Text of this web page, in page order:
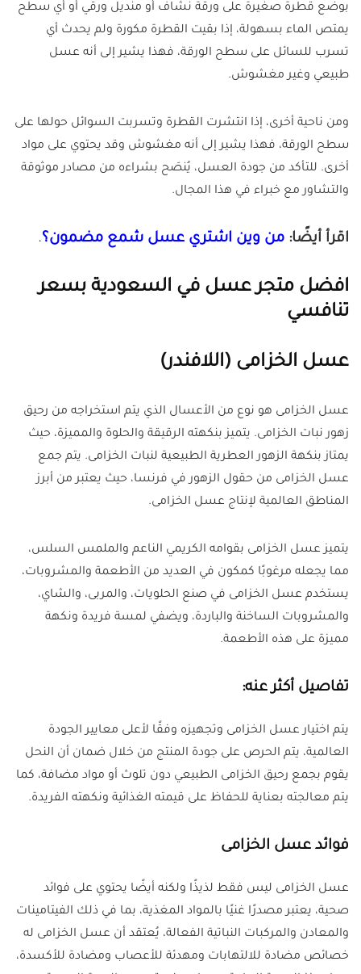
بوضع قطرة صغيرة على ورقة نشاف أو منديل ورقي أو أي سطح
يمتص الماء بسهولة، إذا بقيت القطرة مكورة ولم يحدث أي
تسرب للسائل على سطح الورقة، فهذا يشير إلى أنه عسل
طبيعي وغير مغشوش.
ومن ناحية أخرى، إذا انتشرت القطرة وتسربت السوائل حولها على
سطح الورقة، فهذا يشير إلى أنه مغشوش وقد يحتوي على مواد
أخرى. للتأكد من جودة العسل، يُنصَح بشراءه من مصادر موثوقة
والتشاور مع خبراء في هذا المجال.
اقرأ أيضًا: من وين اشتري عسل شمع مضمون؟.
افضل متجر عسل في السعودية بسعر
تنافسي
عسل الخزامى (اللافندر)
عسل الخزامى هو نوع من الأعسال الذي يتم استخراجه من رحيق
زهور نبات الخزامى. يتميز بنكهته الرقيقة والحلوة والمميزة، حيث
يمتاز بنكهة الزهور العطرية الطبيعية لنبات الخزامى. يتم جمع
عسل الخزامى من حقول الزهور في فرنسا، حيث يعتبر من أبرز
المناطق العالمية لإنتاج عسل الخزامى.
يتميز عسل الخزامى بقوامه الكريمي الناعم والملمس السلس،
مما يجعله مرغوبًا كمكون في العديد من الأطعمة والمشروبات،
يستخدم عسل الخزامى في صنع الحلويات، والمربى، والشاي،
والمشروبات الساخنة والباردة، ويضفي لمسة فريدة ونكهة
مميزة على هذه الأطعمة.
تفاصيل أكثر عنه:
يتم اختيار عسل الخزامى وتجهيزه وفقًا لأعلى معايير الجودة
العالمية، يتم الحرص على جودة المنتج من خلال ضمان أن النحل
يقوم بجمع رحيق الخزامى الطبيعي دون تلوث أو مواد مضافة، كما
يتم معالجته بعناية للحفاظ على قيمته الغذائية ونكهته الفريدة.
فوائد عسل الخزامى
عسل الخزامى ليس فقط لذيذًا ولكنه أيضًا يحتوي على فوائد
صحية، يعتبر مصدرًا غنيًا بالمواد المغذية، بما في ذلك الفيتامينات
والمعادن والمركبات النباتية الفعالة، يُعتقد أن عسل الخزامى له
خصائص مضادة للالتهابات ومهدئة للأعصاب ومضادة للأكسدة،